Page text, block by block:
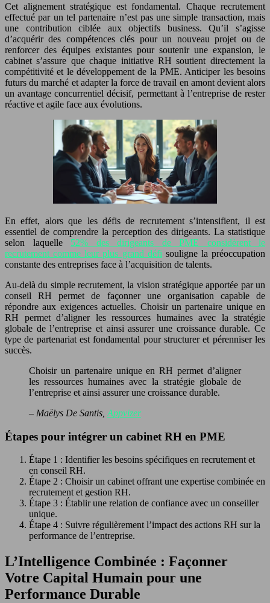
Cet alignement stratégique est fondamental. Chaque recrutement
effectué par un tel partenaire n’est pas une simple transaction, mais
une contribution ciblée aux objectifs business. Qu’il s’agisse
d’acquérir des compétences clés pour un nouveau projet ou de
renforcer des équipes existantes pour soutenir une expansion, le
cabinet s’assure que chaque initiative RH soutient directement la
compétitivité et le développement de la PME. Anticiper les besoins
futurs du marché et adapter la force de travail en amont devient alors
un avantage concurrentiel décisif, permettant à l’entreprise de rester
réactive et agile face aux évolutions.
En effet, alors que les défis de recrutement s’intensifient, il est
essentiel de comprendre la perception des dirigeants. La statistique
selon laquelle 52% des dirigeants de PME considèrent le
recrutement comme leur plus grand défi souligne la préoccupation
constante des entreprises face à l’acquisition de talents.
Au-delà du simple recrutement, la vision stratégique apportée par un
conseil RH permet de façonner une organisation capable de
répondre aux exigences actuelles. Choisir un partenaire unique en
RH permet d’aligner les ressources humaines avec la stratégie
globale de l’entreprise et ainsi assurer une croissance durable. Ce
type de partenariat est fondamental pour structurer et pérenniser les
succès.
Choisir un partenaire unique en RH permet d’aligner
les ressources humaines avec la stratégie globale de
l’entreprise et ainsi assurer une croissance durable.
– Maëlys De Santis, Appvizer
Étapes pour intégrer un cabinet RH en PME
Étape 1 : Identifier les besoins spécifiques en recrutement et
en conseil RH.
Étape 2 : Choisir un cabinet offrant une expertise combinée en
recrutement et gestion RH.
Étape 3 : Établir une relation de confiance avec un conseiller
unique.
Étape 4 : Suivre régulièrement l’impact des actions RH sur la
performance de l’entreprise.
L’Intelligence Combinée : Façonner
Votre Capital Humain pour une
Performance Durable